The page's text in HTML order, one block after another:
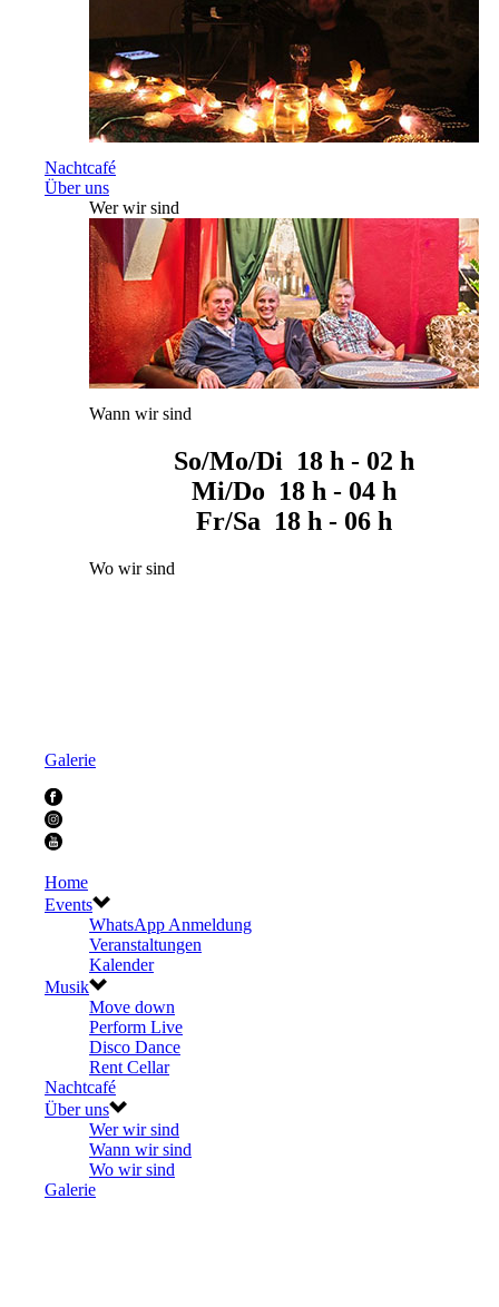
Nachtcafé
Über uns
Wer wir sind
Wann wir sind
So/Mo/Di 18 h - 02 h
Mi/Do 18 h - 04 h
Fr/Sa 18 h - 06 h
Wo wir sind
Galerie
Home
Events
WhatsApp Anmeldung
Veranstaltungen
Kalender
Musik
Move down
Perform Live
Disco Dance
Rent Cellar
Nachtcafé
Über uns
Wer wir sind
Wann wir sind
Wo wir sind
Galerie